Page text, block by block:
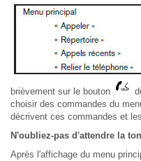
brièvement sur le bouton
choisir des commandes du
décrivent ces commandes et
N'oubliez-pas d'attendre la
Après l'affichage du menu